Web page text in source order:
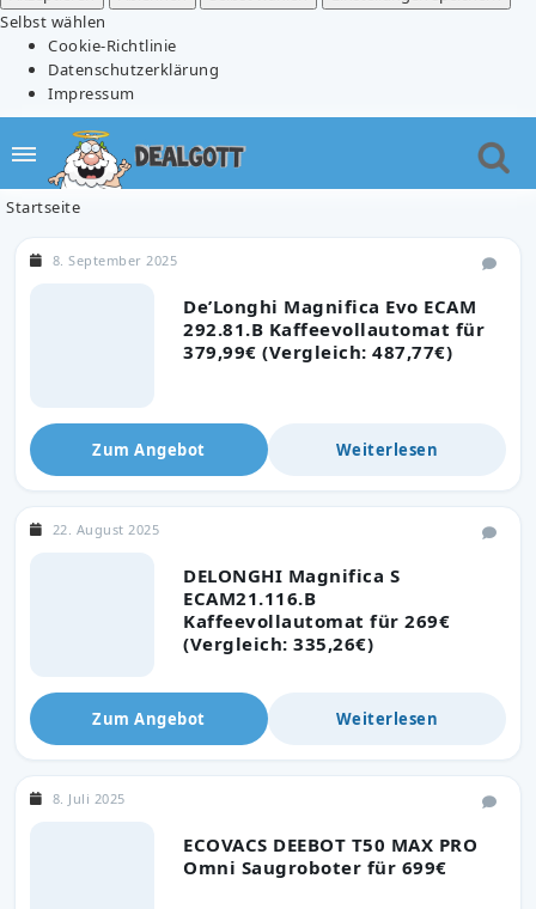
Selbst wählen
Cookie-Richtlinie
Datenschutzerklärung
Impressum
Startseite
De’Longhi Magnifica Evo ECAM
292.81.B Kaffeevollautomat für
379,99€ (Vergleich: 487,77€)
8. September 2025
Zum Angebot Weiterlesen
DELONGHI Magnifica S
ECAM21.116.B
Kaffeevollautomat für 269€
(Vergleich: 335,26€)
22. August 2025
Zum Angebot Weiterlesen
ECOVACS DEEBOT T50 MAX PRO
Omni Saugroboter für 699€
8. Juli 2025